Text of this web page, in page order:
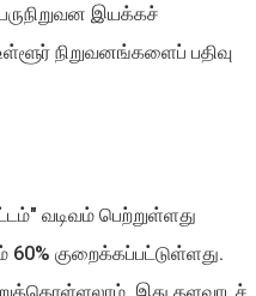
இயக்கச்
நிறுவனங்களைப் பதிவு
வடிவம் பெற்றுள்ளது
குறைக்கப்பட்டுள்ளது.
இது தளவாடச்